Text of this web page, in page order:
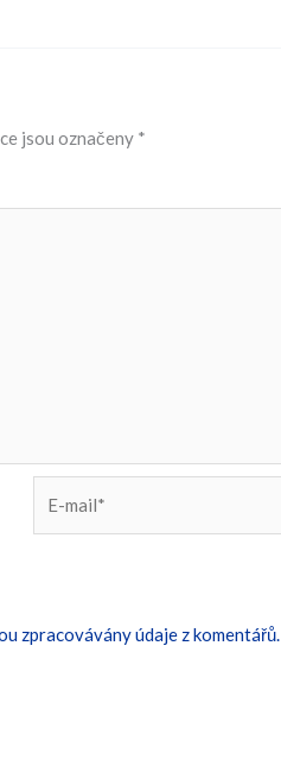
jsou označeny *
mail*
zpracovávány údaje z komentářů.